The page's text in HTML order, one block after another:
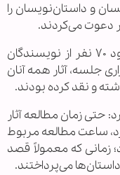
و داستان‌نویسان را
دعوت می‌کردند.
وی افزود: در یکی از این نشست‌ها، حدود ۷۰ نفر از نویسندگان
جلسه، آثار همه آنان
و نقد کرده بودند.
حتی زمان مطالعه آثار
ساعت مطالعه مربوط
شب و پس از ساعت ۱۲ بود؛ زمانی که معمولاً قصد
می‌پرداختند.